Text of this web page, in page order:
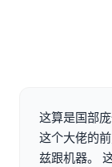
这算是国部
这个大佬的
兹跟机器。